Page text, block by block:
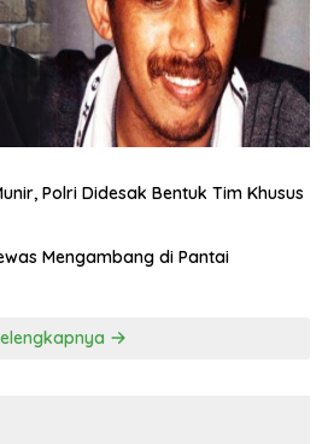
Polri Didesak Bentuk Tim Khusus
Mengambang di Pantai